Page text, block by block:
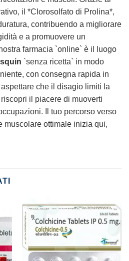
il *Clorosolfato di Prolina*,
contribuendo a migliorare
e a promuovere un
farmacia `online` è il luogo
`senza ricetta` in modo
con consegna rapida in
che il disagio limiti la
il piacere di muoverti
Il tuo percorso verso
muscolare ottimale inizia qui,